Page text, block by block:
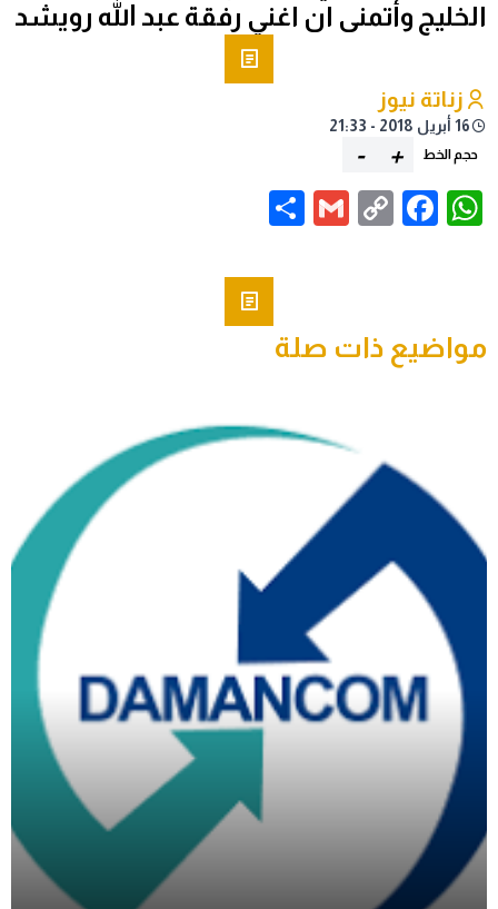
الخليج وأتمنى ان اغني رفقة عبد الله رويشد
زناتة نيوز
16 أبريل 2018 - 21:33
حجم الخط +
-
WhatsApp
Facebook
Copy
Gmail
مواضيع ذات صلة